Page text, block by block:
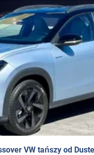
VW tańszy od